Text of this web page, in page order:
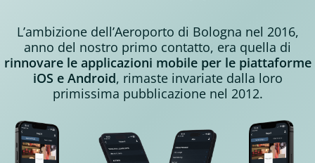
L’ambizione dell’Aeroporto di Bologna nel 2016,
anno del nostro primo contatto, era quella di
rinnovare le applicazioni mobile per le piattaforme
iOS e Android, rimaste invariate dalla loro
primissima pubblicazione nel 2012.